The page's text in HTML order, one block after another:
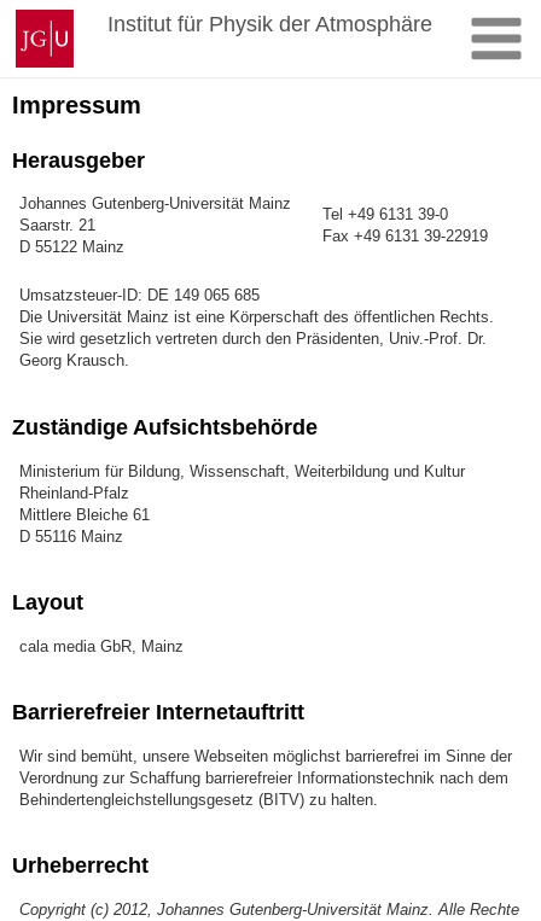
Zum
Inhalt
springen
Johannes
Gutenberg-
Universität
Mainz
Institut für Physik der Atmosphäre
Impressum
Herausgeber
Johannes Gutenberg-Universität Mainz
Saarstr. 21
D 55122 Mainz
Tel +49 6131 39-0
Fax +49 6131 39-22919
Umsatzsteuer-ID: DE 149 065 685
Die Universität Mainz ist eine Körperschaft des öffentlichen Rechts.
Sie wird gesetzlich vertreten durch den Präsidenten, Univ.-Prof. Dr.
Georg Krausch.
Zuständige Aufsichtsbehörde
Ministerium für Bildung, Wissenschaft, Weiterbildung und Kultur
Rheinland-Pfalz
Mittlere Bleiche 61
D 55116 Mainz
Layout
cala media GbR, Mainz
Barrierefreier Internetauftritt
Wir sind bemüht, unsere Webseiten möglichst barrierefrei im Sinne der
Verordnung zur Schaffung barrierefreier Informationstechnik nach dem
Behindertengleichstellungsgesetz (BITV) zu halten.
Urheberrecht
Copyright (c) 2012, Johannes Gutenberg-Universität Mainz. Alle Rechte